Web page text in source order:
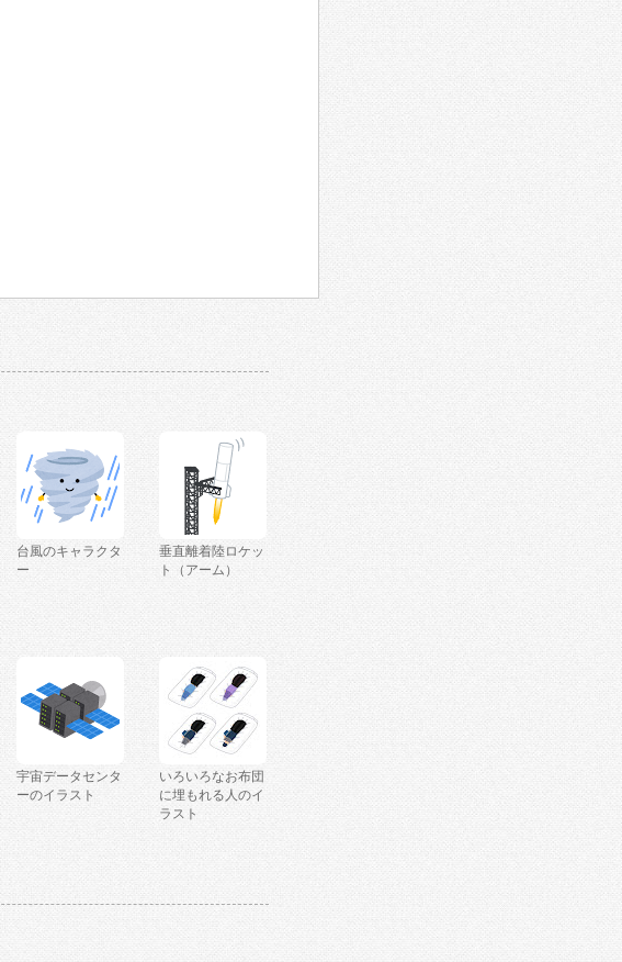
台風のキャラクタ
ー
垂直離着陸ロケッ
ト（アーム）
宇宙データセンタ
ーのイラスト
いろいろなお布団
に埋もれる人のイ
ラスト